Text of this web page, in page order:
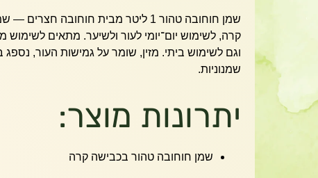
קרה, לשימוש יום־יומי לעור ולשיער. מתאים לשימוש
וגם לשימוש ביתי. מזין, שומר על גמישות העור, נספג
שמנוניות.
יתרונות מוצר:
שמן חוחובה טהור בכבישה קרה